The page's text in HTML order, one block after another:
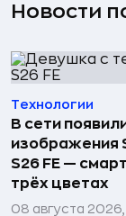
Новости
Технологии
В сети
изображения
S26 FE —
трёх цветах
08 августа 2026,